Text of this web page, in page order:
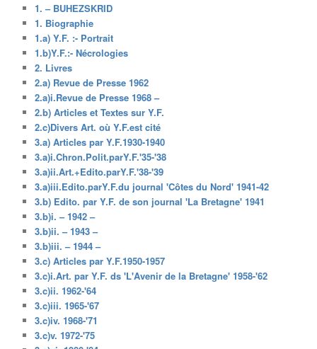
1. – BUHEZSKRID
1. Biographie
1.a) Y.F. :- Portrait
1.b)Y.F.:- Nécrologies
2. Livres
2.a) Revue de Presse 1962
2.a)i.Revue de Presse 1968 –
2.b) Articles et Textes sur Y.F.
2.c)Divers Art. où Y.F.est cité
3.a) Articles par Y.F.1930-1940
3.a)i.Chron.Polit.parY.F.'35-'38
3.a)ii.Art.+Edito.parY.F.'38-'39
3.a)iii.Edito.parY.F.du journal 'Côtes du Nord' 1941-42
3.b) Edito. par Y.F. de son journal 'La Bretagne' 1941
3.b)i. – 1942 –
3.b)ii. – 1943 –
3.b)iii. – 1944 –
3.c) Articles par Y.F.1950-1957
3.c)i.Art. par Y.F. ds 'L'Avenir de la Bretagne' 1958-'62
3.c)ii. 1962-'64
3.c)iii. 1965-'67
3.c)iv. 1968-'71
3.c)v. 1972-'75